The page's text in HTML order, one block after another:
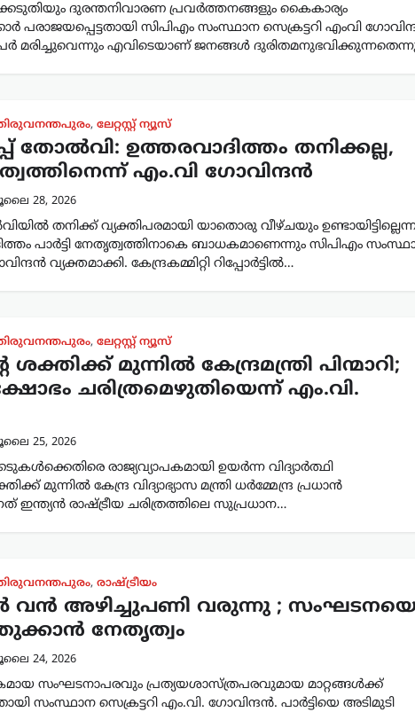
ദുരന്തനിവാരണ പ്രവർത്തനങ്ങളും കൈകാര്യം
പരാജയപ്പെട്ടതായി സിപിഎം സംസ്ഥാന സെക്രട്ടറി എംവി
മരിച്ചുവെന്നും എവിടെയാണ് ജനങ്ങൾ
,ലേറ്റസ്റ്റ് ന്യൂസ്
തോൽവി: ഉത്തരവാദിത്തം തനിക്കല്ല,
എം.വി ഗോവിന്ദൻ
28, 2026
തനിക്ക് വ്യക്തിപരമായി യാതൊരു വീഴ്ചയും
പാർട്ടി നേതൃത്വത്തിനാകെ ബാധകമാണെന്നും സിപിഎം
വ്യക്തമാക്കി. കേന്ദ്രകമ്മിറ്റി റിപ്പോർട്ടിൽ…
,ലേറ്റസ്റ്റ് ന്യൂസ്
മുന്നിൽ കേന്ദ്രമന്ത്രി പിന്മാറി;
ചരിത്രമെഴുതിയെന്ന് എം.വി.
25, 2026
രാജ്യവ്യാപകമായി ഉയർന്ന വിദ്യാർത്ഥി
മുന്നിൽ കേന്ദ്ര വിദ്യാഭ്യാസ മന്ത്രി ധർമ്മേന്ദ്ര പ്രധാൻ
ഇന്ത്യൻ രാഷ്ട്രീയ ചരിത്രത്തിലെ സുപ്രധാന…
,രാഷ്ട്രീയം
വൻ അഴിച്ചുപണി വരുന്നു ;
നേതൃത്വം
24, 2026
സംഘടനാപരവും പ്രത്യയശാസ്ത്രപരവുമായ മാറ്റങ്ങൾക്ക്
സംസ്ഥാന സെക്രട്ടറി എം.വി. ഗോവിന്ദൻ. പാർട്ടിയെ അടിമുടി